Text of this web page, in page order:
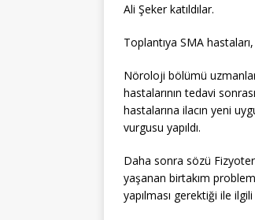
Ali Şeker katıldılar.
Toplantıya SMA
Nöroloji bölümü
hastalarının tedavi
hastalarına ilacın yeni
vurgusu yapıldı.
Daha sonra sözü
yaşanan birtakım
yapılması gerektiği ile